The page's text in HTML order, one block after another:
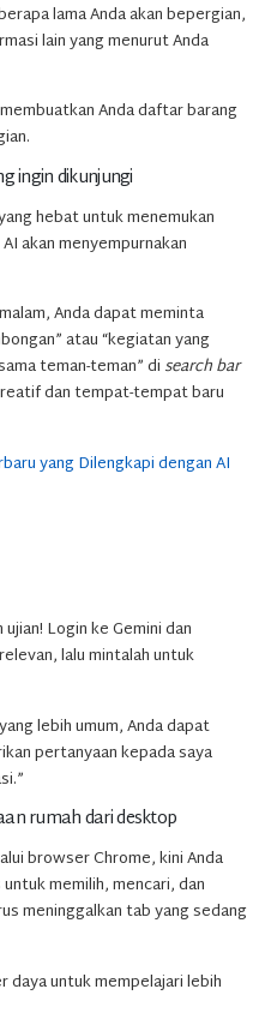
lama Anda akan bepergian,
lain yang menurut Anda
Anda daftar barang
ingin dikunjungi
hebat untuk menemukan
akan menyempurnakan
Anda dapat meminta
atau “kegiatan yang
teman-teman” di search bar
dan tempat-tempat baru
yang Dilengkapi dengan AI
Login ke Gemini dan
lalu mintalah untuk
lebih umum, Anda dapat
pertanyaan kepada saya
rumah dari desktop
browser Chrome, kini Anda
memilih, mencari, dan
meninggalkan tab yang sedang
daya untuk mempelajari lebih